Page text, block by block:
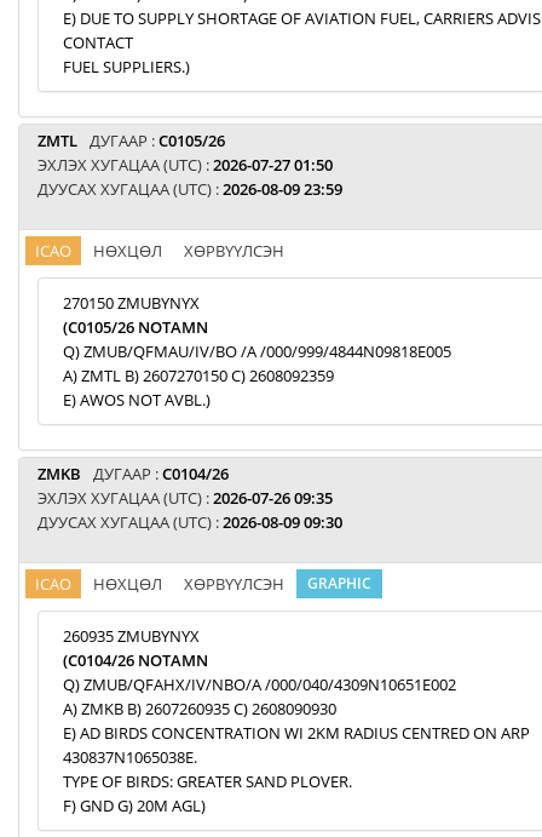
E) DUE TO SUPPLY SHORTAGE OF AVIATION FUEL, CARRIERS
CONTACT
FUEL SUPPLIERS.)
ZMTL ДУГААР :C0105/26
ЭХЛЭХ ХУГАЦАА (UTC) :2026-07-27 01:50
ДУУСАХ ХУГАЦАА (UTC) :2026-08-09 23:59
ICAO НӨХЦӨЛ ХӨРВҮҮЛСЭН
270150 ZMUBYNYX
(C0105/26 NOTAMN
Q) ZMUB/QFMAU/IV/BO /A /000/999/4844N09818E005
A) ZMTL B) 2607270150 C) 2608092359
E) AWOS NOT AVBL.)
ZMKB ДУГААР :C0104/26
ЭХЛЭХ ХУГАЦАА (UTC) :2026-07-26 09:35
ДУУСАХ ХУГАЦАА (UTC) :2026-08-09 09:30
ICAO НӨХЦӨЛ ХӨРВҮҮЛСЭН GRAPHIC
260935 ZMUBYNYX
(C0104/26 NOTAMN
Q) ZMUB/QFAHX/IV/NBO/A /000/040/4309N10651E002
A) ZMKB B) 2607260935 C) 2608090930
E) AD BIRDS CONCENTRATION WI 2KM RADIUS CENTRED ON ARP
430837N1065038E.
TYPE OF BIRDS: GREATER SAND PLOVER.
F) GND G) 20M AGL)